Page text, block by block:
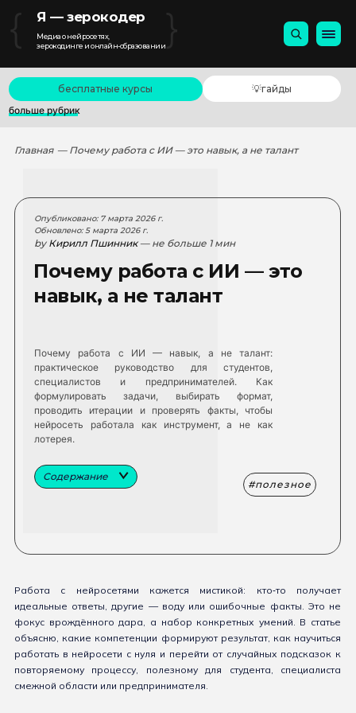
{ Я — зерокодер
Медиа о нейросетях,
зерокодинге и онлайн-образовании}
бесплатные курсы
💡гайды
больше рубрик
Главная — Почему работа с ИИ — это навык, а не талант
Опубликовано: 7 марта 2026 г.
Обновлено: 5 марта 2026 г.
by Кирилл Пшинник — не больше 1 мин
Почему работа с ИИ — это
навык, а не талант
Почему работа с ИИ — навык, а не талант:
практическое руководство для студентов,
специалистов и предпринимателей. Как
формулировать задачи, выбирать формат,
проводить итерации и проверять факты, чтобы
нейросеть работала как инструмент, а не как
лотерея.
Содержание
полезное
Работа с нейросетями кажется мистикой: кто‑то получает
идеальные ответы, другие — воду или ошибочные факты. Это не
фокус врождённого дара, а набор конкретных умений. В статье
объясню, какие компетенции формируют результат, как научиться
работать в нейросети с нуля и перейти от случайных подсказок к
повторяемому процессу, полезному для студента, специалиста
смежной области или предпринимателя.